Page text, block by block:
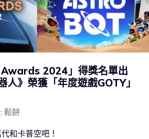
Awards 2024」得獎名單出
人》榮獲「年度遊戲GOTY」
鬆餅
和卡普空吧！